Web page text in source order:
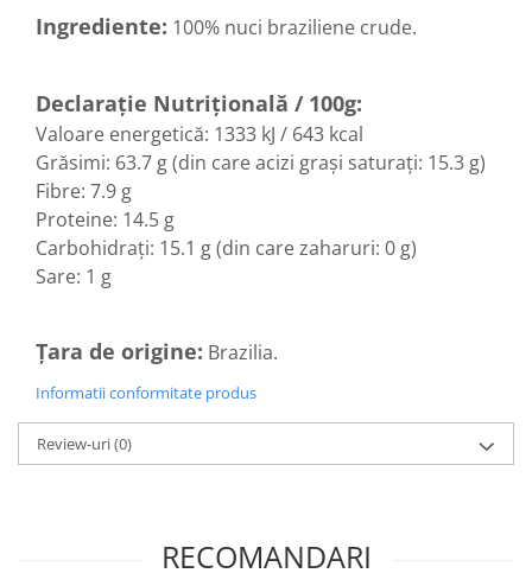
Spasme digestive
Stabilizare psiho-emoțională
Stres
Stres oxidativ
Surmenaj școlar
Tensiunea arteriala
Tuse productivă
Varice
Ingrediente: 100% nuci braziliene crude.
Declarație Nutrițională / 100g:
Valoare energetică: 1333 kJ / 643 kcal
Grăsimi: 63.7 g (din care acizi grași saturați: 15.3 g)
Fibre: 7.9 g
Proteine: 14.5 g
Carbohidrați: 15.1 g (din care zaharuri: 0 g)
Sare: 1 g
Țara de origine: Brazilia.
Informatii conformitate produs
Review-uri(0)
RECOMANDARI